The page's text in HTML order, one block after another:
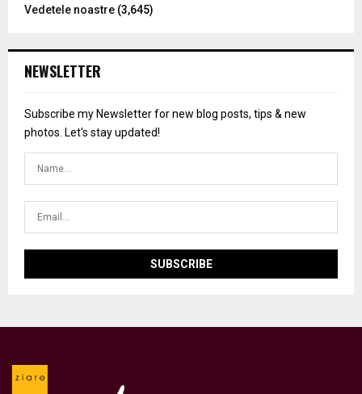
Vedetele noastre (3,645)
NEWSLETTER
Subscribe my Newsletter for new blog posts, tips & new
photos. Let's stay updated!